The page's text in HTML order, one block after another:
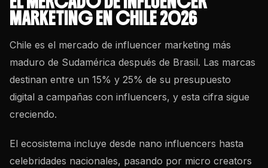
MARKETING EN CHILE 2026
Chile es el mercado de influencer marketing más
maduro de Sudamérica después de Brasil. Las marcas
destinan entre un 15% y 25% de su presupuesto
digital a campañas con influencers, y esta cifra sigue
creciendo.
El ecosistema incluye desde nano influencers hasta
celebridades nacionales, pasando por micro creators